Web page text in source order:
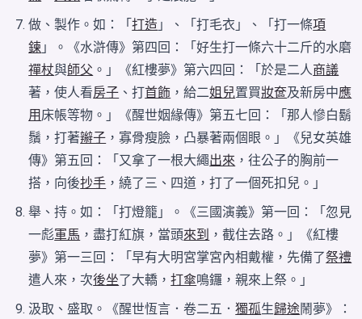
做、製作。如：「打造 」、「打毛衣」、「打一條項
鍊 」。《水滸傳》第四回：「好生打一條六十二斤的水磨
禪杖與師父 。」《紅樓夢》第六四回：「於是二人商議
著，使人看房子 、打首飾 ，給二姐兒置買妝奩及新房中應
用 床帳等物。」《醒世姻緣傳》第五七回：「那人慘白鬍
鬚，打著辮子 ，寡骨瘦臉，凸暴著兩個眼。」《兒女英雄
傳》第五回：「又拿了一根大繩出來 ，往公子的胸前一
搭，向後抄手 ，繞了三、四道，打了一個死扣兒。」
舉、持。如：「打燈籠」。《三國演義》第一回：「忽見
一彪軍馬 ，盡打紅旗，當頭來到 ，截住去路。」《紅樓
夢》第一三回：「早有大明宮掌宮內相戴權，先備了祭禮
遣人來，次後坐了大轎，打傘鳴鑼，親來上祭。」
汲取、盛取。《醒世恆言．卷二五．獨孤生歸途鬧夢》：